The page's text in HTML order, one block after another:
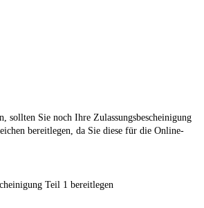
sollten Sie noch Ihre Zulassungsbescheinigung
bereitlegen, da Sie diese für die Online-
Teil 1 bereitlegen